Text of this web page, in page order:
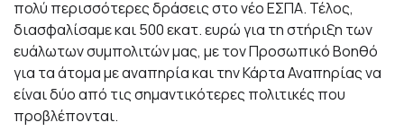
πολύ περισσότερες δράσεις στο νέο ΕΣΠΑ. Τέλος,
διασφαλίσαμε και 500 εκατ. ευρώ για τη στήριξη των
ευάλωτων συμπολιτών μας, με τον Προσωπικό Βοηθό
για τα άτομα με αναπηρία και την Κάρτα Αναπηρίας να
είναι δύο από τις σημαντικότερες πολιτικές που
προβλέπονται.